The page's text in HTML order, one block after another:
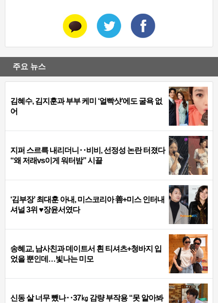
주요 뉴스
김혜수, 김지훈과 부부 케미 ‘얼빡샷’에도 굴욕 없
어
지퍼 스르륵 내리더니‥비비, 선정성 논란 터졌다
“왜 저래vs이게 워터밤” 시끌
‘김부장’ 최대훈 아내, 미스코리아 善+미스 인터내
셔널 3위 ♥장윤서였다
송혜교, 남사친과 데이트서 흰 티셔츠+청바지 입
었을 뿐인데…빛나는 미모
신동 살 너무 뺐나‥37㎏ 감량 부작용 “못 알아봐